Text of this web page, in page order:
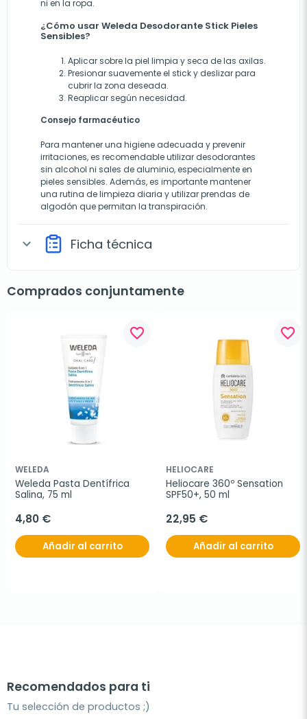
ni en la ropa.
¿Cómo usar Weleda Desodorante Stick Pieles
Sensibles?
Aplicar sobre la piel limpia y seca de las axilas.
Presionar suavemente el stick y deslizar para
cubrir la zona deseada.
Reaplicar según necesidad.
Consejo farmacéutico
Para mantener una higiene adecuada y prevenir
irritaciones, es recomendable utilizar desodorantes
sin alcohol ni sales de aluminio, especialmente en
pieles sensibles. Además, es importante mantener
una rutina de limpieza diaria y utilizar prendas de
algodón que permitan la transpiración.
expand_more Ficha técnica
Comprados conjuntamente
favorite_border
WELEDA
Weleda Pasta Dentífrica
Salina, 75 ml
4,80 €
Añadir al carrito
favorite_border
HELIOCARE
Heliocare 360º Sensation
SPF50+, 50 ml
22,95 €
Añadir al carrito
Recomendados para ti
Tu selección de productos ;)